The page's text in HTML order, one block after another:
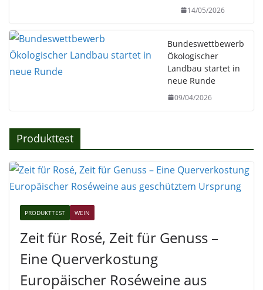
14/05/2026
Bundeswettbewerb
Ökologischer
Landbau startet in
neue Runde
09/04/2026
Produkttest
PRODUKTTEST WEIN
Zeit für Rosé, Zeit für Genuss –
Eine Querverkostung
Europäischer Roséweine aus